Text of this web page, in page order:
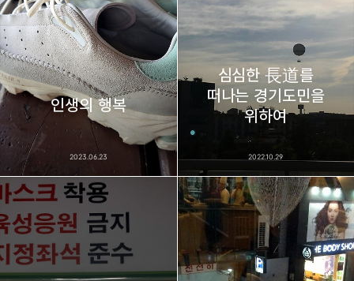
구독하기
카카오스토리 밴드 네이버 블로그
인생의 행복
2023.06.23
심심한 長道를
떠나는 경기도민을
위하여
2022.10.29